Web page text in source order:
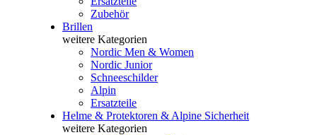
Zubehör
Brillen
weitere Kategorien
Nordic Men & Women
Nordic Junior
Schneeschilder
Alpin
Ersatzteile
Helme & Protektoren & Alpine Sicherheit
weitere Kategorien